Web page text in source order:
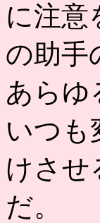
に注意
の助手
あらゆ
いつも
けさせ
だ。